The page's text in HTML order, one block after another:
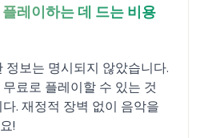
레이하는 데 드는 비용
정보는 명시되지 않았습니다.
료로 플레이할 수 있는 것
. 재정적 장벽 없이 음악을
!